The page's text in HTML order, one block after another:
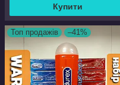
Купити
Топ продажів –41%